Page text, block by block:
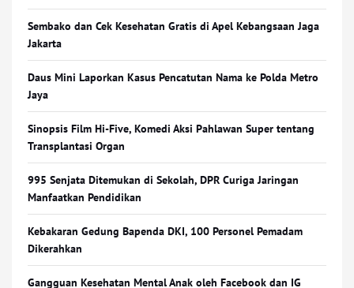
Sembako dan Cek Kesehatan Gratis di Apel Kebangsaan Jaga
Jakarta
Daus Mini Laporkan Kasus Pencatutan Nama ke Polda Metro
Jaya
Sinopsis Film Hi-Five, Komedi Aksi Pahlawan Super tentang
Transplantasi Organ
995 Senjata Ditemukan di Sekolah, DPR Curiga Jaringan
Manfaatkan Pendidikan
Kebakaran Gedung Bapenda DKI, 100 Personel Pemadam
Dikerahkan
Gangguan Kesehatan Mental Anak oleh Facebook dan IG